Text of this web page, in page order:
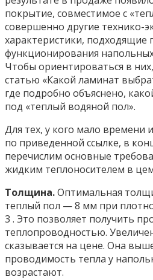
покрытие, совместимое с
совершенно другие технико-
характеристики, подходящие
функционирования
Чтобы ориентироваться в
статью «Какой ламинат
где подробно объяснено,
под «теплый водяной пол».
Для тех, у кого мало времени
по приведенной ссылке, в
перечислим основные
жидким теплоносителем в
Толщина.Оптимальная
теплый пол — 8 мм при
3 . Это позволяет получить
теплопроводностью.
сказывается на цене. Она
проводимость тепла у
возрастают.